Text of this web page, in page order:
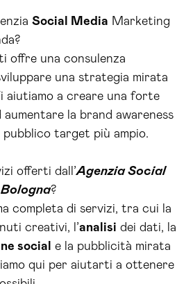
Social Media Marketing
offre una consulenza
una strategia mirata
aiutiamo a creare una forte
aumentare la brand awareness
target più ampio.
offerti dall’Agenzia Social
?
completa di servizi, tra cui la
creativi, l’analisi dei dati, la
social
e la pubblicità mirata
qui per aiutarti a ottenere